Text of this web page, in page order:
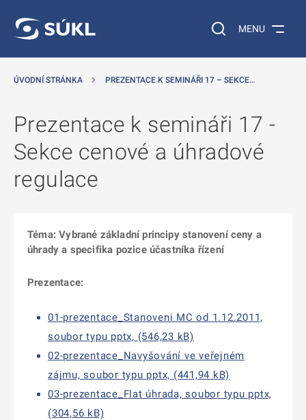
Vyhledávání na
MENU
ÚVODNÍ STRÁNKA PREZENTACE K SEMINÁŘI 17 – SEKCE…
Prezentace k semináři 17 -
Sekce cenové a úhradové
regulace
Téma: Vybrané základní principy stanovení ceny a
úhrady a specifika pozice účastníka řízení
Prezentace:
01-prezentace_Stanoveni MC od 1.12.2011,
soubor typu pptx, (546,23 kB)
02-prezentace_Navyšování ve veřejném
zájmu, soubor typu pptx, (441,94 kB)
03-prezentace_Flat úhrada, soubor typu pptx,
(304,56 kB)